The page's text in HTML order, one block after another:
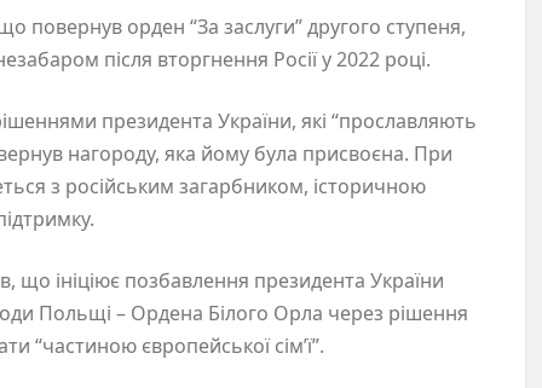
повернув орден “За заслуги” другого ступеня,
після вторгнення Росії у 2022 році.
президента України, які “прославляють
нагороду, яка йому була присвоєна. При
з російським загарбником, історичною
ініціює позбавлення президента України
Польщі – Ордена Білого Орла через рішення
“частиною європейської сім’ї”.